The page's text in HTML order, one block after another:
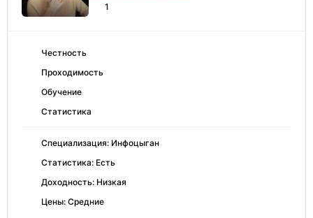
1
Честность
Проходимость
Обучение
Статистика
Специализация: Инфоцыган
Статистика: Есть
Доходность: Низкая
Цены: Средние